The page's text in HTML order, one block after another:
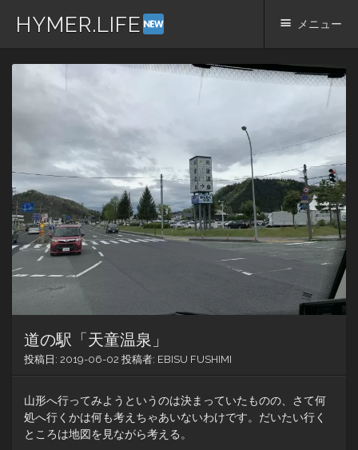
HYMER.LIFE メニュー
コ
ス
キ
ッ
プ
道の駅「天童温泉」
投稿日: 2019-06-02 投稿者: EBISU FUSHIMI
山形へ行ってみようというのは決まっていたものの、さて何
処へ行くかは何も考えちゃあいないわけです。だいたい行く
ところは地図を見ながら考える。